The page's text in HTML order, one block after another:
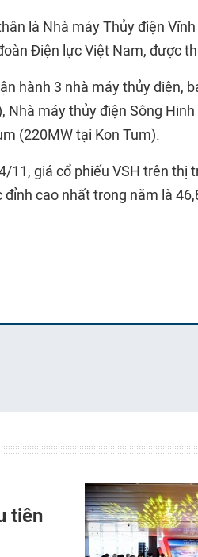
là Nhà máy Thủy điện
Điện lực Việt Nam, được
hành 3 nhà máy thủy điện,
Nhà máy thủy điện Sông
(220MW tại Kon Tum).
11, giá cổ phiếu VSH trên thị
cao nhất trong năm là
tiên